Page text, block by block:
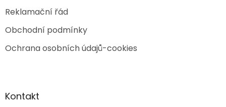
Reklamační řád
Obchodní podmínky
Ochrana osobních údajů-cookies
Kontakt